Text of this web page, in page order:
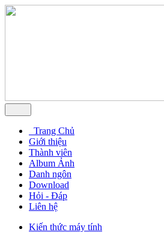
Trang Chủ
Giới thiệu
Thành viên
Album Ảnh
Danh ngôn
Download
Hỏi - Đáp
Liên hệ
Kiến thức máy tính